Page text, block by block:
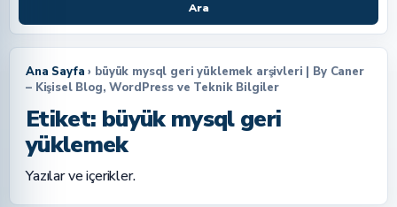
Ara
Ana Sayfa › büyük mysql geri yüklemek arşivleri | By Caner
– Kişisel Blog, WordPress ve Teknik Bilgiler
Etiket: büyük mysql geri
yüklemek
Yazılar ve içerikler.